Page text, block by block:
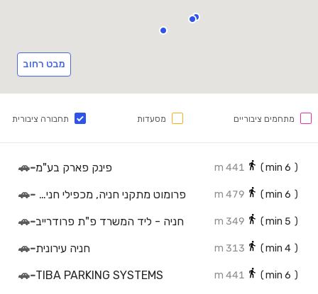
מבט רחוב
מתחמים ציבוריים מסעדות תחבורה ציבורית
(
6
441 m פינק פארק בע"מ-
🚗
(
6
479 m פרומוט מתקני חניה, מכפילי חניה וחניונים אוטומטיים -
🚗
(
5
349 m חניה - ליד המשרד פ"ת פרודרייב-
🚗
(
4
313 m חניה עירונית-
🚗
(
6
441 m
TIBA PARKING SYSTEMS
-
🚗